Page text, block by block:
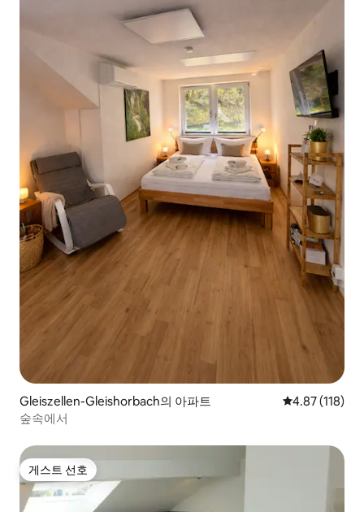
Gleiszellen-Gleishorbach의 아파트 평점 4.87점(5
4.87 (118)
숲속에서
게스트 선호
게스트 선호